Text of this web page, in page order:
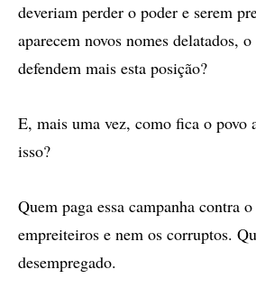
deveriam perder o poder e serem
aparecem novos nomes delatados,
defendem mais esta posição?
E, mais uma vez, como fica o povo
isso?
Quem paga essa campanha contra
empreiteiros e nem os corruptos.
desempregado.